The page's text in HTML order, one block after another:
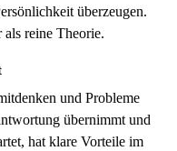
überzeugen.
reine Theorie.
und Probleme
übernimmt und
hat klare Vorteile im